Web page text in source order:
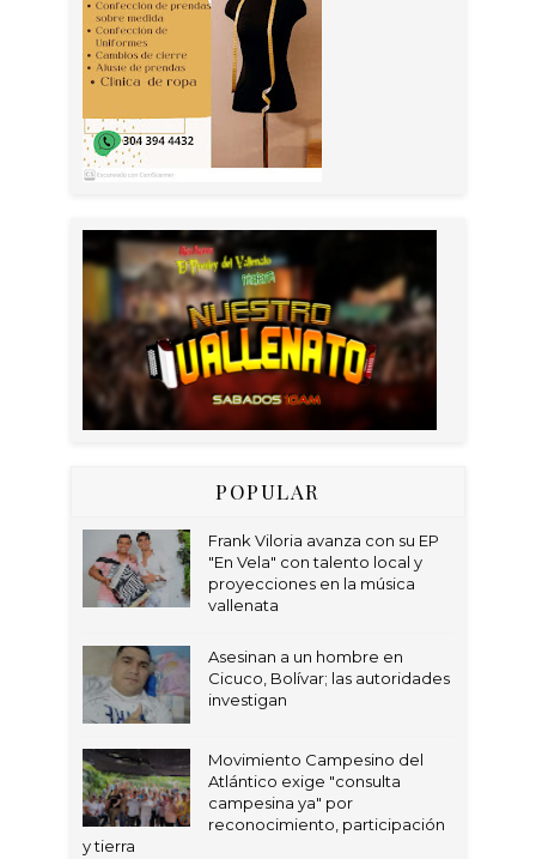
POPULAR
Frank Viloria avanza con su EP
"En Vela" con talento local y
proyecciones en la música
vallenata
Asesinan a un hombre en
Cicuco, Bolívar; las autoridades
investigan
Movimiento Campesino del
Atlántico exige "consulta
campesina ya" por
reconocimiento, participación
y tierra